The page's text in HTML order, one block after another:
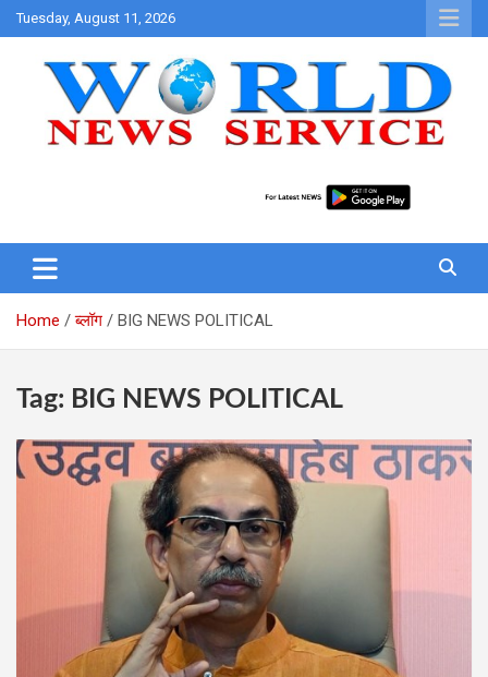
Skip
to
Tuesday, August 11, 2026
Home ब्लॉग BIG NEWS POLITICAL
Tag: BIG NEWS POLITICAL